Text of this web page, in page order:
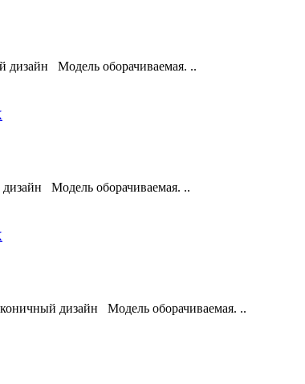
дизайн Модель оборачиваемая. ..
Модель оборачиваемая. ..
дизайн Модель оборачиваемая. ..